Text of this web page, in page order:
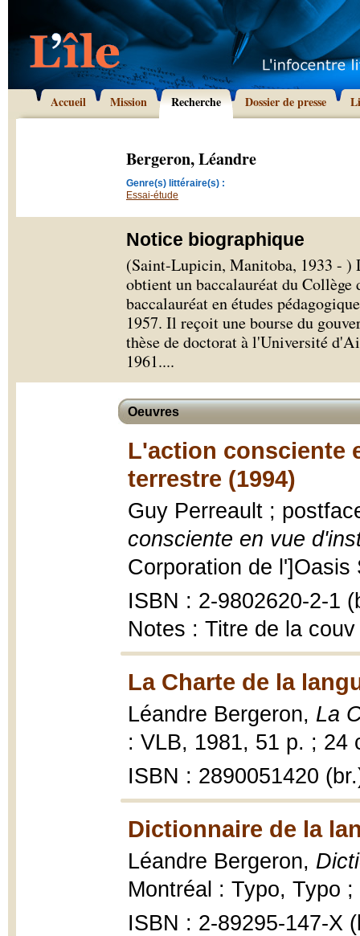
Accueil Mission Recherche Dossier de presse
Bergeron, Léandre
Genre(s) littéraire(s) :
Essai-étude
Notice biographique
(Saint-Lupicin, Manitoba, 1933 - )
obtient un baccalauréat du
baccalauréat en études
1957. Il reçoit une bourse du
thèse de doctorat à l'Université
1961....
Oeuvres
L'action consciente
terrestre (1994)
Guy Perreault ;
consciente en vue
Corporation de
ISBN : 2-9802620-2-1
Notes : Titre de la couv
La Charte de la
Léandre Bergeron, La
: VLB, 1981, 51 p. ; 24
ISBN : 2890051420
Dictionnaire de la
Léandre Bergeron,
Montréal : Typo, Typo
ISBN : 2-89295-147-X